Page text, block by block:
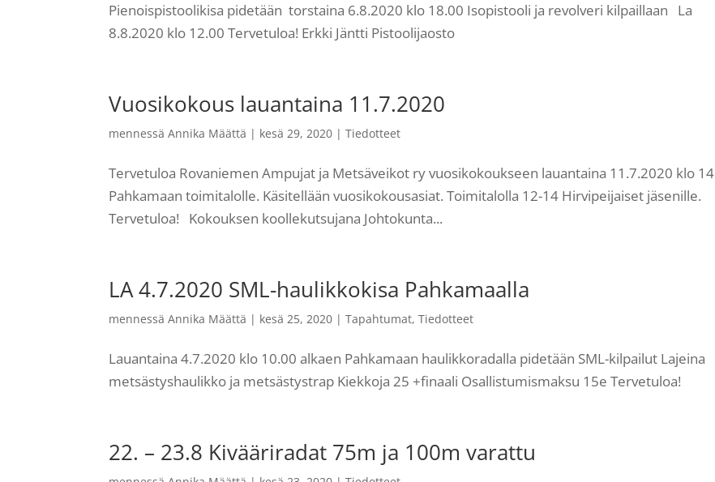
Pienoispistoolikisa pidetään torstaina 6.8.2020 klo 18.00 Isopistooli ja revolveri kilpaillaan La
8.8.2020 klo 12.00 Tervetuloa! Erkki Jäntti Pistoolijaosto
Vuosikokous lauantaina 11.7.2020
mennessäAnnika Määttä | kesä 29, 2020 |Tiedotteet
Tervetuloa Rovaniemen Ampujat ja Metsäveikot ry vuosikokoukseen lauantaina 11.7.2020 klo 14
Pahkamaan toimitalolle. Käsitellään vuosikokousasiat. Toimitalolla 12-14 Hirvipeijaiset jäsenille.
Tervetuloa! Kokouksen koollekutsujana Johtokunta...
LA 4.7.2020 SML-haulikkokisa Pahkamaalla
mennessäAnnika Määttä | kesä 25, 2020 |Tapahtumat,Tiedotteet
Lauantaina 4.7.2020 klo 10.00 alkaen Pahkamaan haulikkoradalla pidetään SML-kilpailut Lajeina
metsästyshaulikko ja metsästystrap Kiekkoja 25 +finaali Osallistumismaksu 15e Tervetuloa!
22. – 23.8 Kivääriradat 75m ja 100m varattu